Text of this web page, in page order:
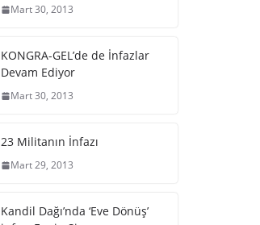
Mart 30, 2013
KONGRA-GEL’de de İnfazlar
Devam Ediyor
Mart 30, 2013
23 Militanın İnfazı
Mart 29, 2013
Kandil Dağı’nda ‘Eve Dönüş’